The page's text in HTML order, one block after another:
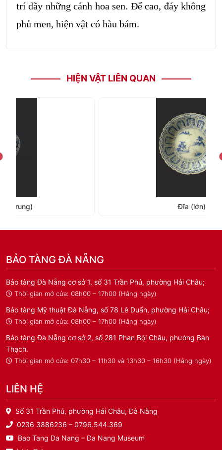
trí dãy những cánh hoa sen. Đế cao, đáy không
phủ men, hiện vật có hàu bám.
HIỆN VẬT LIÊN QUAN
BẢO TÀNG ĐÀ NẴNG
Bảo tàng Đà Nẵng cơ sở 1, số 31 Trần Phú, phường Hải Châu;
Thời gian mở cửa: 08h00 – 17h00 (Hằng ngày)
Bảo tàng Mỹ thuật Đà Nẵng, số 78 Lê Duẩn, phường Hải Châu;
Thời gian mở cửa: 08h00 – 17h00 (Hằng ngày)
Bảo tàng Đà Nẵng cơ sở 2, số 281 Phan Bội Châu, phường Bàn
Thạch.
Thời gian mở cửa: 07h30 – 11h30 và 13h30 – 16h30 (Hằng ngày)
LIÊN HỆ
Số 31 Trần Phú, phường Hải Châu, Đà Nẵng
0236 3886236 – 0796.544.369
Bao Tang Da Nang – Da Nang Museum